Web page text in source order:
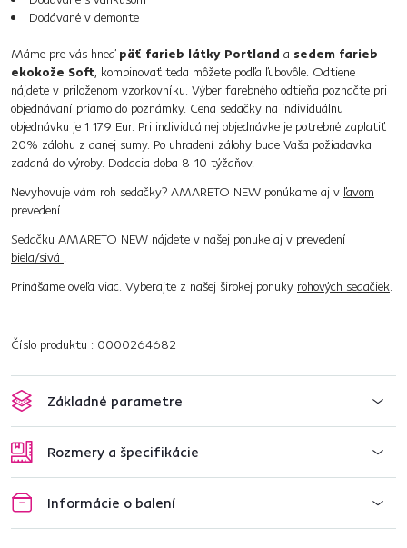
Dodávané v demonte
Máme pre vás hneď päť farieb látky Portland a sedem farieb
ekokože Soft, kombinovať teda môžete podľa ľubovôle. Odtiene
nájdete v priloženom vzorkovníku. Výber farebného odtieňa poznačte pri
objednávaní priamo do poznámky. Cena sedačky na individuálnu
objednávku je 1 179 Eur. Pri individuálnej objednávke je potrebné zaplatiť
20% zálohu z danej sumy. Po uhradení zálohy bude Vaša požiadavka
zadaná do výroby. Dodacia doba 8-10 týždňov.
Nevyhovuje vám roh sedačky? AMARETO NEW ponúkame aj v ľavom
prevedení.
Sedačku AMARETO NEW nájdete v našej ponuke aj v prevedení
biela/sivá .
Prinášame oveľa viac. Vyberajte z našej širokej ponuky rohových sedačiek.
Číslo produktu : 0000264682
Základné parametre
Rozmery a špecifikácie
Informácie o balení